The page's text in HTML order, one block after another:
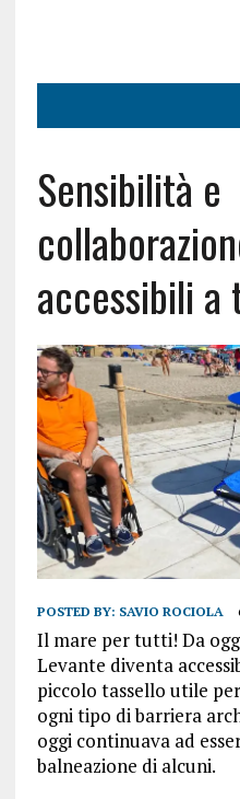
Sensibilità e
accessibili
POSTED BY: SAVIO ROCIOLA
Il mare per tutti! Da
Levante diventa
piccolo tassello utile per
ogni tipo di barriera
oggi continuava ad
balneazione di alcuni.